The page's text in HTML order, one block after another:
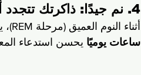
4. نم جيدًا: ذاكرتك تتجدد أثناء النوم
أثناء النوم العميق (مرحلة REM)، يقوم الدماغ بتنظيف السموم وترتيب المعلومات. النوم لمدة
ساعات يوميًا يحسن استدعاء